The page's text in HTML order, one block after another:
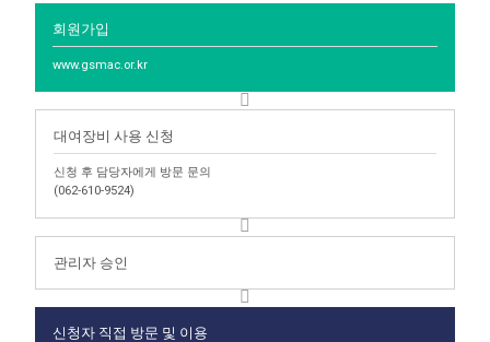
회원가입
www.gsmac.or.kr
대여장비 사용 신청
신청 후 담당자에게 방문 문의
(062-610-9524)
관리자 승인
신청자 직접 방문 및 이용